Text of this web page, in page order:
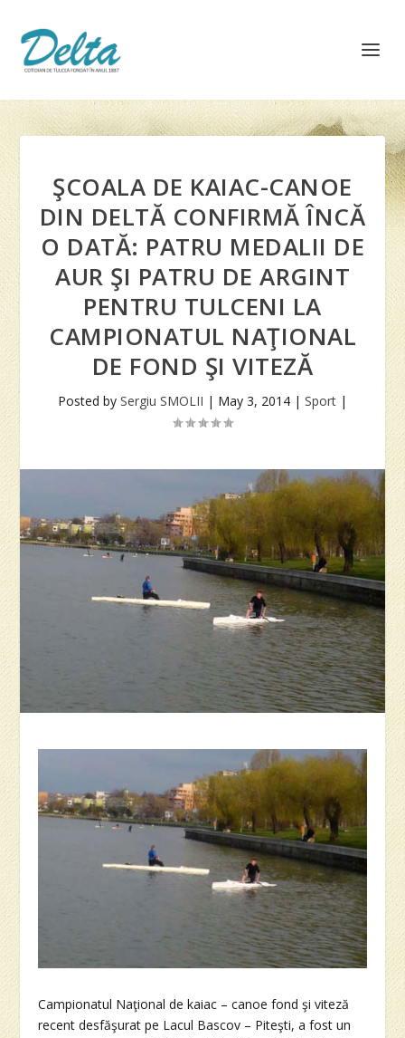
ŞCOALA DE KAIAC-CANOE
DIN DELTĂ CONFIRMĂ ÎNCĂ
O DATĂ: PATRU MEDALII DE
AUR ŞI PATRU DE ARGINT
PENTRU TULCENI LA
CAMPIONATUL NAŢIONAL
DE FOND ŞI VITEZĂ
Posted by Sergiu SMOLII | May 3, 2014 | Sport |
Campionatul Naţional de kaiac – canoe fond şi viteză
recent desfăşurat pe Lacul Bascov – Piteşti, a fost un